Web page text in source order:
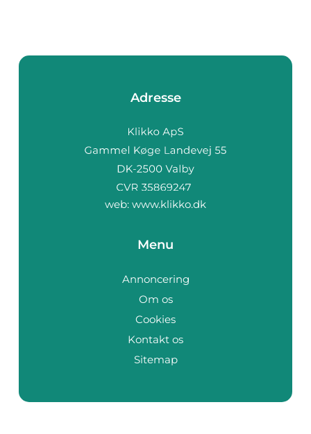
Adresse
web: www.klikko.dk
Menu
Annoncering
Om os
Cookies
Kontakt os
Sitemap